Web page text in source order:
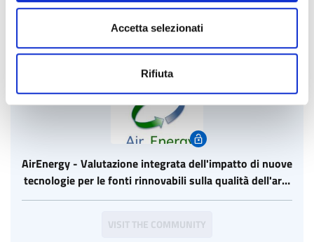
Accetta selezionati
Rifiuta
AirEnergy - Valutazione integrata dell'impatto di nuove
tecnologie per le fonti rinnovabili sulla qualità dell'aria
e sulle emissioni di gas serra
VISIT THE COMMUNITY